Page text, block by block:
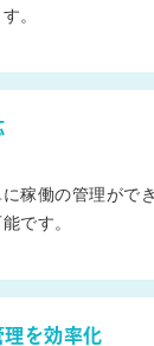
。
稼働の管理がで
です。
を効率化